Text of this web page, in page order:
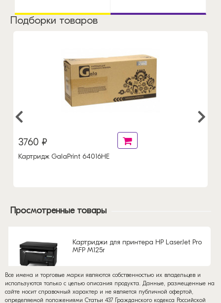
Подборки товаров
3760 ₽
Картридж GalaPrint 64016HE
Просмотренные товары
Картриджи для принтера HP LaserJet Pro
MFP M125r
Все имена и торговые марки являются собственностью их владельцев и
используются только с целью описания продукта. Данные, размещенные на
сайте носит справочный характер и не является публичной офертой,
определяемой положениями Статьи 437 Гражданского кодекса Российской